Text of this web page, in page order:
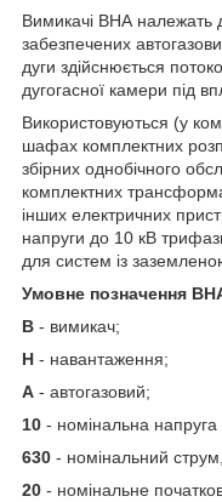
Вимикачі ВНА належать
забезпечених
дуги здійснюється
дугогасної камери під
Використовуються (у
шафах комплектних
збірних однобічного
комплектних
інших електричних
напруги до 10 кВ
для систем із
Умовне позначення
В - вимикач;
Н - навантаження;
А - автогазовий;
10 - номінальна
630 - номінальний
20 - номінальне